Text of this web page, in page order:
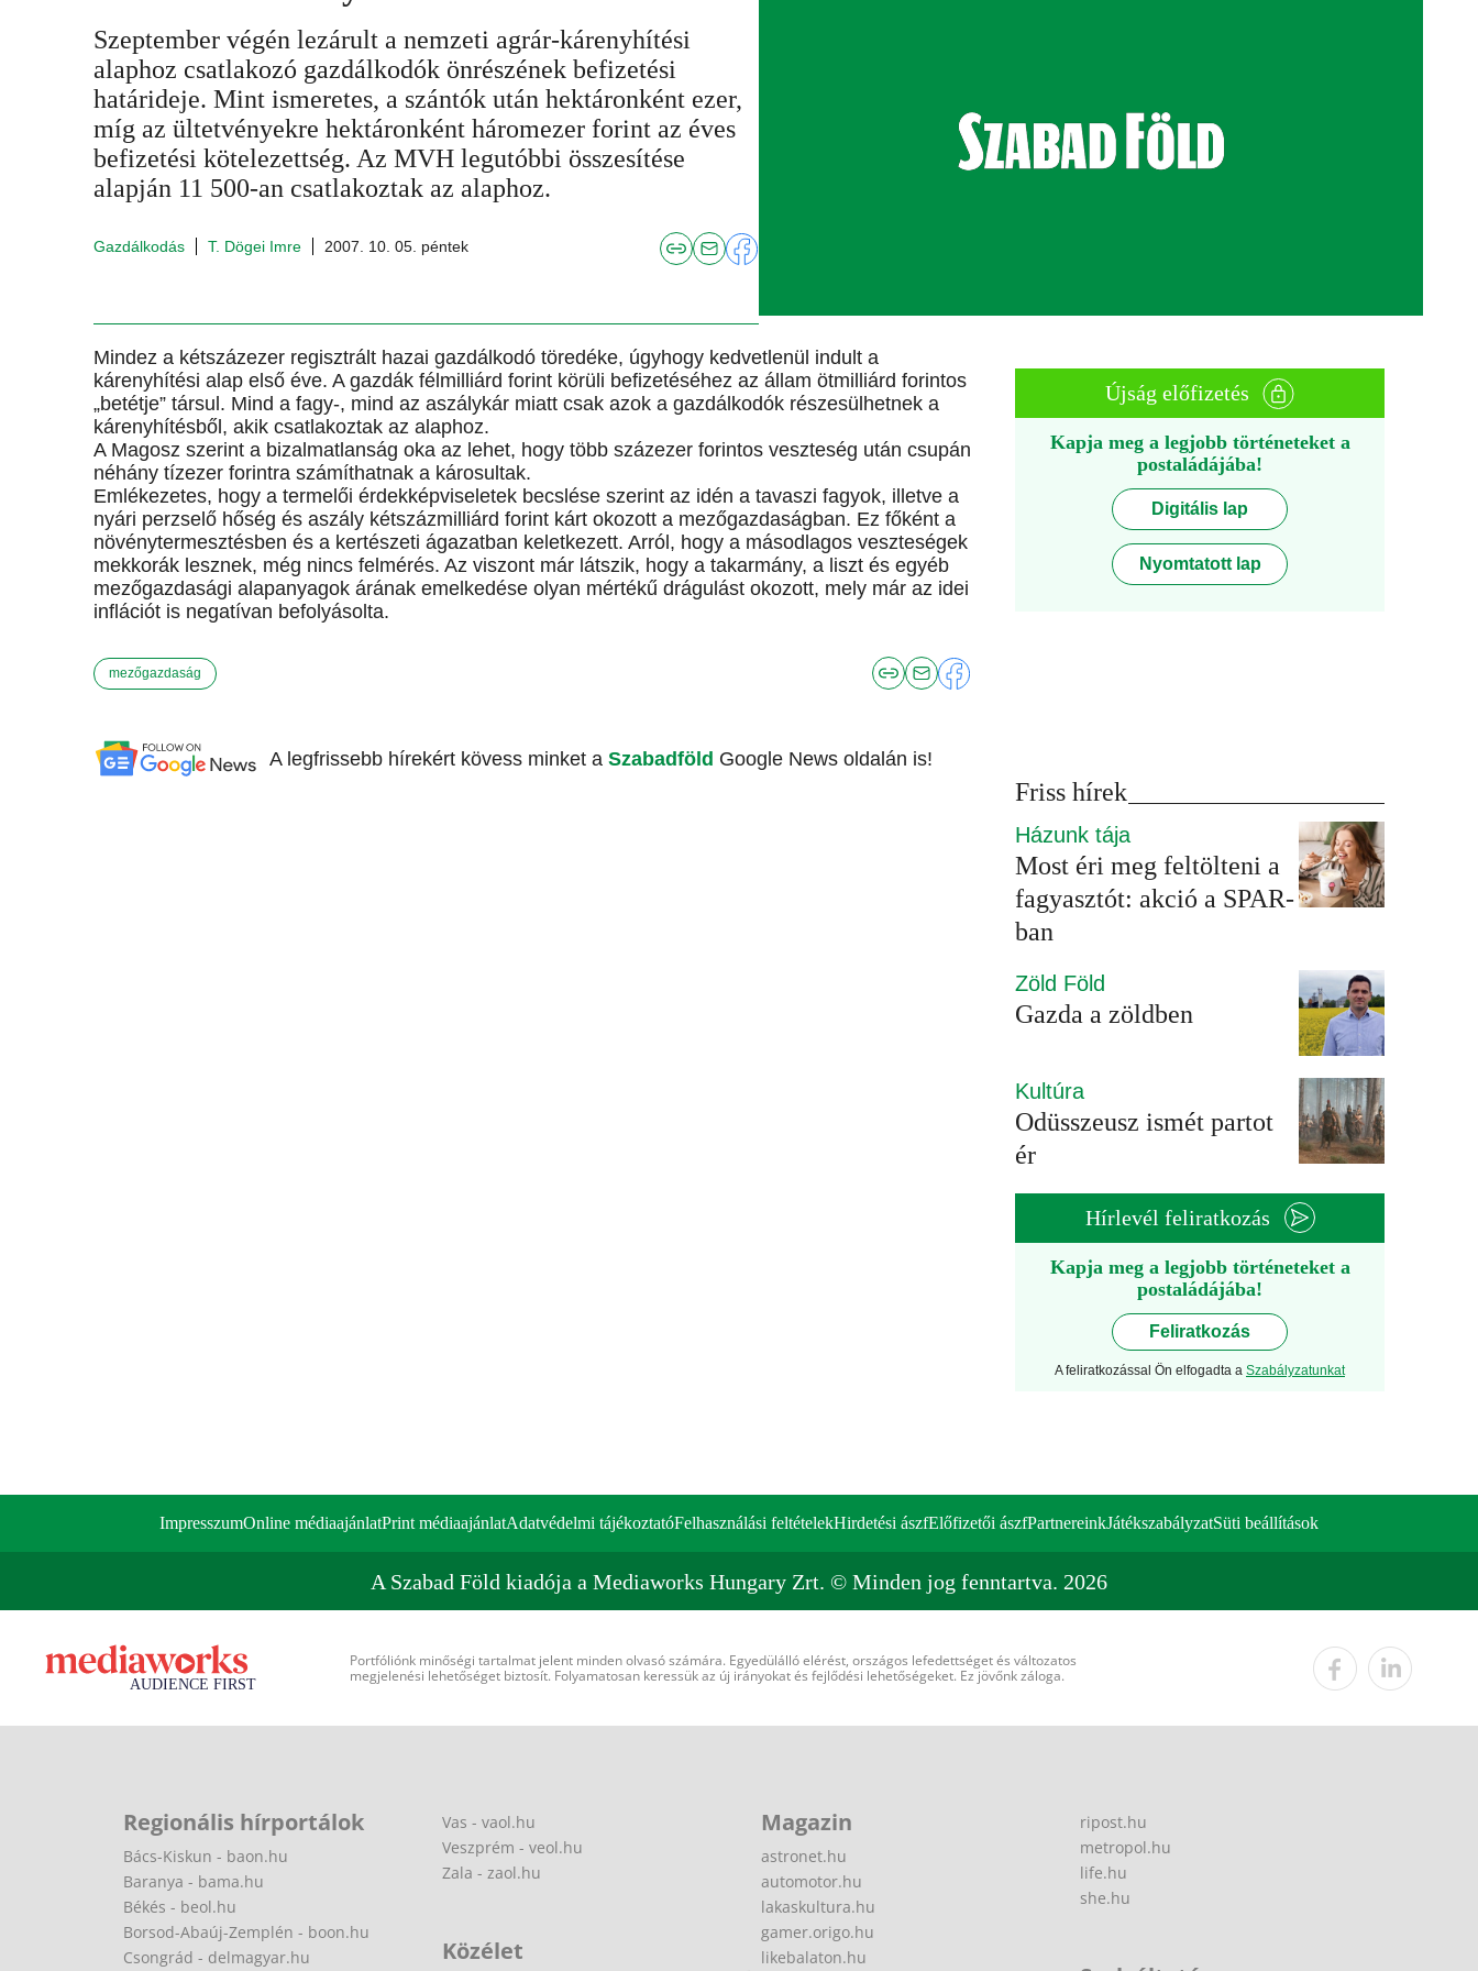
Szeptember végén lezárult a nemzeti agrár-kárenyhítési
alaphoz csatlakozó gazdálkodók önrészének befizetési
határideje. Mint ismeretes, a szántók után hektáronként ezer,
míg az ültetvényekre hektáronként háromezer forint az éves
befizetési kötelezettség. Az MVH legutóbbi összesítése
alapján 11 500-an csatlakoztak az alaphoz.
Gazdálkodás T. Dögei Imre 2007. 10. 05. péntek
Mindez a kétszázezer regisztrált hazai gazdálkodó töredéke, úgyhogy kedvetlenül indult a
kárenyhítési alap első éve. A gazdák félmilliárd forint körüli befizetéséhez az állam ötmilliárd forintos
„betétje” társul. Mind a fagy-, mind az aszálykár miatt csak azok a gazdálkodók részesülhetnek a
kárenyhítésből, akik csatlakoztak az alaphoz.
A Magosz szerint a bizalmatlanság oka az lehet, hogy több százezer forintos veszteség után csupán
néhány tízezer forintra számíthatnak a károsultak.
Emlékezetes, hogy a termelői érdekképviseletek becslése szerint az idén a tavaszi fagyok, illetve a
nyári perzselő hőség és aszály kétszázmilliárd forint kárt okozott a mezőgazdaságban. Ez főként a
növénytermesztésben és a kertészeti ágazatban keletkezett. Arról, hogy a másodlagos veszteségek
mekkorák lesznek, még nincs felmérés. Az viszont már látszik, hogy a takarmány, a liszt és egyéb
mezőgazdasági alapanyagok árának emelkedése olyan mértékű drágulást okozott, mely már az idei
inflációt is negatívan befolyásolta.
mezőgazdaság
A legfrissebb hírekért kövess minket a Szabadföld Google News oldalán is!
Újság előfizetés
Kapja meg a legjobb történeteket a
postaládájába!
Digitális lap
Nyomtatott lap
Friss hírek
Házunk tája
Most éri meg feltölteni a
fagyasztót: akció a SPAR-
ban
Zöld Föld
Gazda a zöldben
Kultúra
Odüsszeusz ismét partot
ér
Hírlevél feliratkozás
Kapja meg a legjobb történeteket a
postaládájába!
Feliratkozás
A feliratkozással Ön elfogadta a Szabályzatunkat
ImpresszumOnline médiaajánlatPrint médiaajánlatAdatvédelmi tájékoztatóFelhasználási feltételekHirdetési ászfElőfizetői ászfPartnereinkJátékszabályzatSüti beállítások
A Szabad Föld kiadója a Mediaworks Hungary Zrt. © Minden jog fenntartva. 2026
Portfóliónk minőségi tartalmat jelent minden olvasó számára. Egyedülálló elérést, országos lefedettséget és változatos
megjelenési lehetőséget biztosít. Folyamatosan keressük az új irányokat és fejlődési lehetőségeket. Ez jövőnk záloga.
Regionális hírportálok
Bács-Kiskun - baon.hu
Baranya - bama.hu
Békés - beol.hu
Borsod-Abaúj-Zemplén - boon.hu
Csongrád - delmagyar.hu
Vas - vaol.hu
Veszprém - veol.hu
Zala - zaol.hu
Közélet
Magazin
astronet.hu
automotor.hu
lakaskultura.hu
gamer.origo.hu
likebalaton.hu
ripost.hu
metropol.hu
life.hu
she.hu